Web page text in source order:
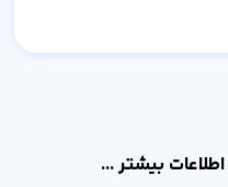
بیشتر ...